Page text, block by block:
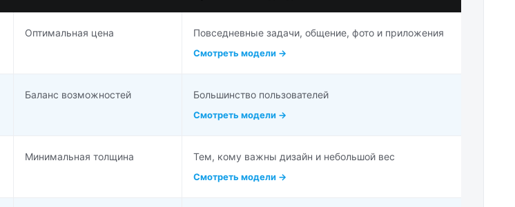
Оптимальная цена Повседневные задачи, общение, фото и приложения
Смотреть модели →
Баланс возможностей Большинство пользователей
Смотреть модели →
Минимальная толщина Тем, кому важны дизайн и небольшой вес
Смотреть модели →